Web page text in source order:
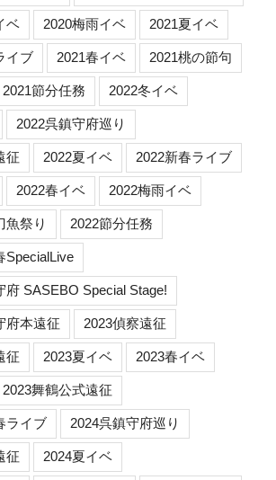
ベ 2020梅雨イベ 2021夏イベ
イブ 2021春イベ 2021桃の節句
2021節分任務 2022冬イベ
2022呉鎮守府巡り
征 2022夏イベ 2022新春ライブ
2022春イベ 2022梅雨イベ
魚祭り 2022節分任務
SpecialLive
府 SASEBO Special Stage!
府本遠征 2023偵察遠征
征 2023夏イベ 2023春イベ
2023舞鶴公式遠征
ライブ 2024呉鎮守府巡り
征 2024夏イベ